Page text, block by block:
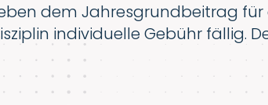
dem Jahresgrundbeitrag
individuelle Gebühr fällig.